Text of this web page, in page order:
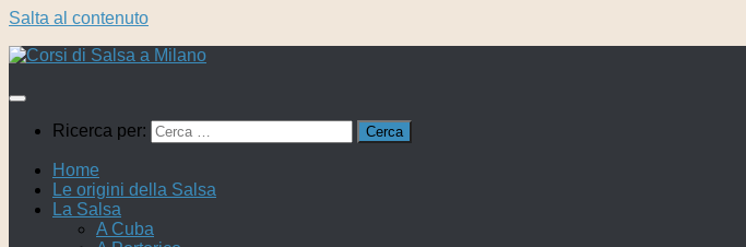
Salta al contenuto
Ricerca per:
Home
Le origini della Salsa
La Salsa
A Cuba